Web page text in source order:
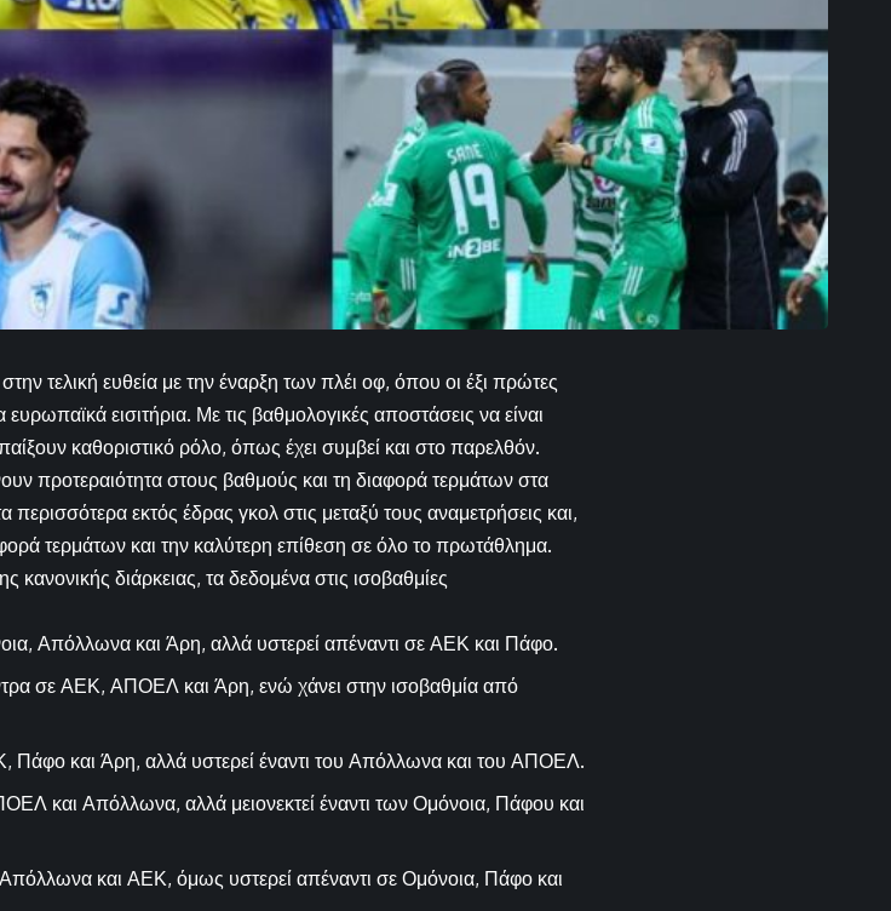
τελική ευθεία με την έναρξη των πλέι οφ, όπου οι έξι πρώτες
εισιτήρια. Με τις βαθμολογικές αποστάσεις να είναι
καθοριστικό ρόλο, όπως έχει συμβεί και στο παρελθόν.
προτεραιότητα στους βαθμούς και τη διαφορά τερμάτων στα
περισσότερα εκτός έδρας γκολ στις μεταξύ τους αναμετρήσεις και,
τερμάτων και την καλύτερη επίθεση σε όλο το πρωτάθλημα.
διάρκειας, τα δεδομένα στις ισοβαθμίες
Απόλλωνα και Άρη, αλλά υστερεί απέναντι σε ΑΕΚ και Πάφο.
σε ΑΕΚ, ΑΠΟΕΛ και Άρη, ενώ χάνει στην ισοβαθμία από
Πάφο και Άρη, αλλά υστερεί έναντι του Απόλλωνα και του ΑΠΟΕΛ.
και Απόλλωνα, αλλά μειονεκτεί έναντι των Ομόνοια, Πάφου και
και ΑΕΚ, όμως υστερεί απέναντι σε Ομόνοια, Πάφο και